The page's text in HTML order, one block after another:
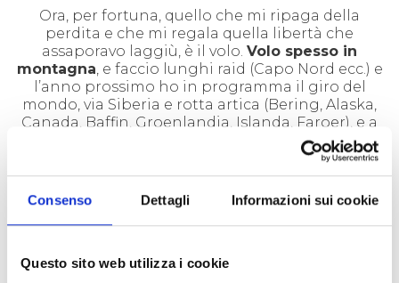
Consenso Dettagli Informazioni sui cookie
Questo sito web utilizza i cookie
Ora, per fortuna, quello che mi ripaga della
perdita e che mi regala quella libertà che
assaporavo laggiù, è il volo. Volo spesso in
montagna , e faccio lunghi raid (Capo Nord ecc.) e
l’anno prossimo ho in programma il giro del
mondo, via Siberia e rotta artica (Bering, Alaska,
Canada, Baffin, Groenlandia, Islanda, Faroer), e a
tale scopo sto per cambiare il mio amato aereo
con uno più veloce e performante.
la mia nonna, non invecchia e resta bambino. E